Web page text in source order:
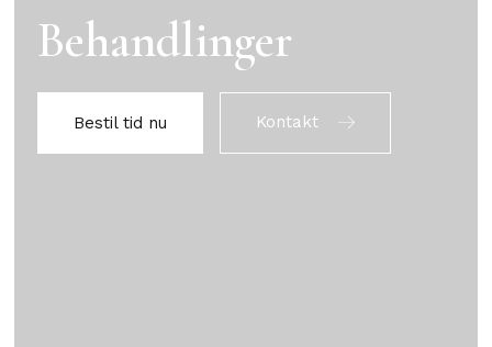
Behandlinger
Bestil tid nu Kontakt